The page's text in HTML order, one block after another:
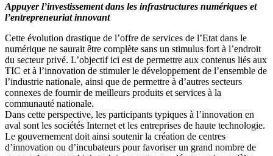
Appuyer l’investissement dans les infrastructures numériques et
l’entrepreneuriat innovant
Cette évolution drastique de l’offre de services de l’Etat dans le
numérique ne saurait être complète sans un stimulus fort à l’endroit
du secteur privé. L’objectif ici est de permettre aux contenus liés aux
TIC et à l’innovation de stimuler le développement de l’ensemble de
l’industrie nationale, ainsi que de permettre à d’autres secteurs
connexes de fournir de meilleurs produits et services à la
communauté nationale.
Dans cette perspective, les participants typiques à l’innovation en
aval sont les sociétés Internet et les entreprises de haute technologie.
Le gouvernement doit ainsi soutenir la création de centres
d’innovation ou d’incubateurs pour favoriser un grand nombre de